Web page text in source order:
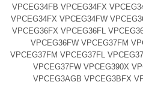
VPCEG34FB VPCEG34FX
VPCEG34FX VPCEG34FW
VPCEG36FX VPCEG36FL
VPCEG36FW VPCEG37FM
VPCEG37FM VPCEG37FL
VPCEG37FW VPCEG390X
VPCEG3AGB VPCEG3BFX